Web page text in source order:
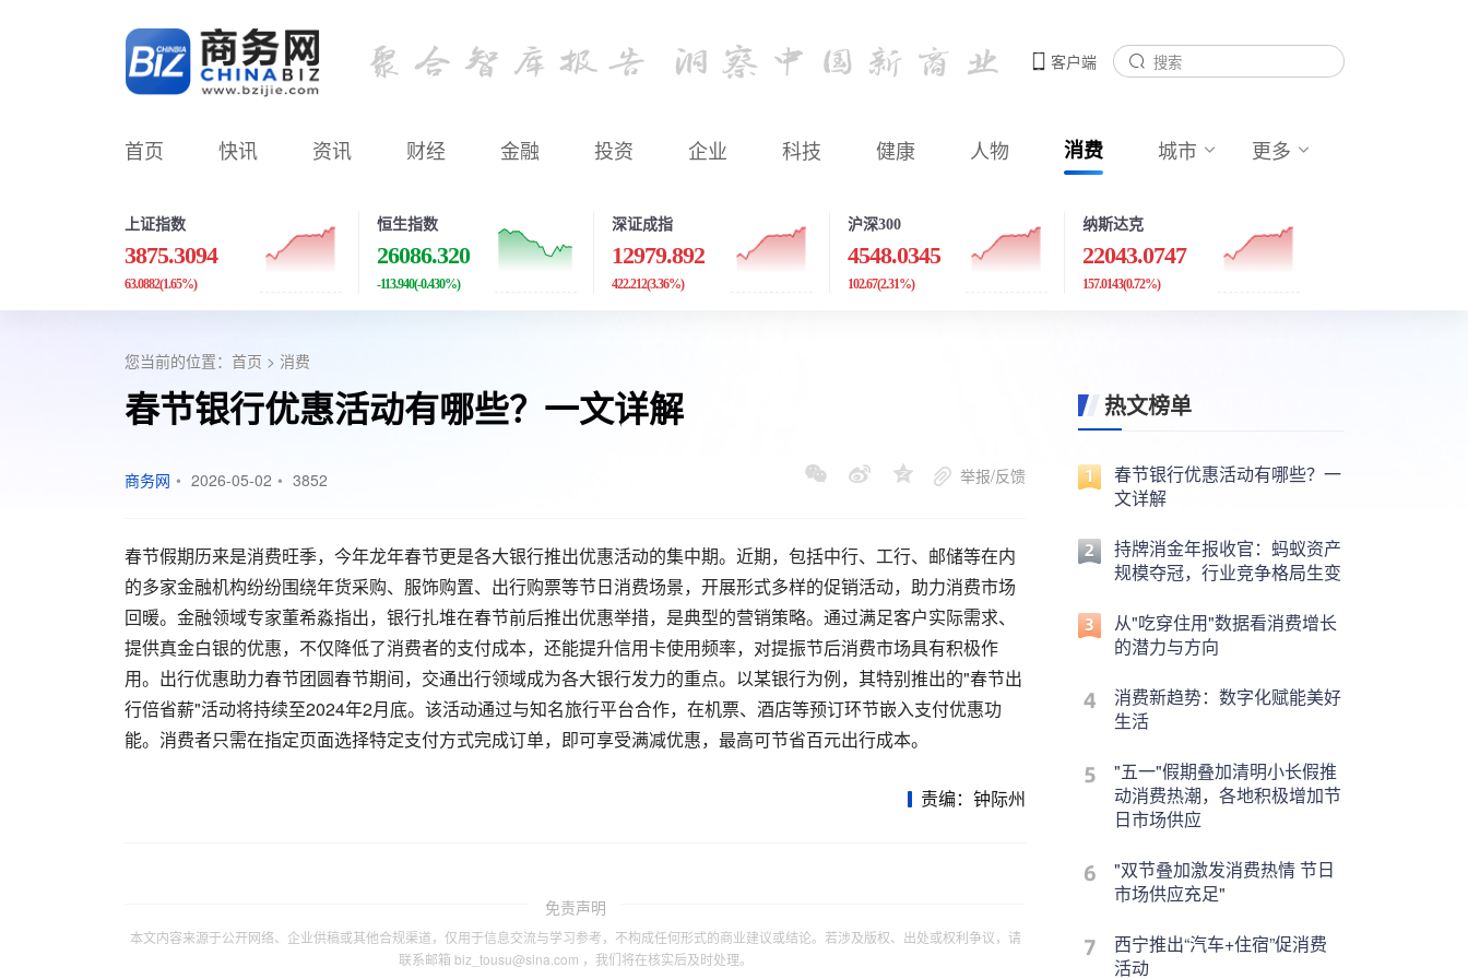
客户端
首页 快讯 资讯 财经 金融 投资 企业 科技 健康 人物 消费 城市 更多
上证指数
3875.3094
63.0882(1.65%)
恒生指数
26086.320
-113.940(-0.430%)
深证成指
12979.892
422.212(3.36%)
沪深300
4548.0345
102.67(2.31%)
纳斯达克
22043.0747
157.0143(0.72%)
您当前的位置： 首页 > 消费
春节银行优惠活动有哪些？一文详解
商务网 • 2026-05-02 • 3852 举报/反馈
春节假期历来是消费旺季，今年龙年春节更是各大银行推出优惠活动的集中期。 近期，包括中行、工行、邮储等在内
的多家金融机构纷纷围绕年货采购、服饰购置、出行购票等节日消费场景，开展形式多样的促销活动，助力消费市场
回暖。 金融领域专家董希淼指出，银行扎堆在春节前后推出优惠举措，是典型的营销策略。通过满足客户实际需求、
提供真金白银的优惠，不仅降低了消费者的支付成本，还能提升信用卡使用频率，对提振节后消费市场具有积极作
用。 出行优惠助力春节团圆春节期间，交通出行领域成为各大银行发力的重点。以某银行为例，其特别推出的"春节出
行倍省薪"活动将持续至2024年2月底。 该活动通过与知名旅行平台合作，在机票、酒店等预订环节嵌入支付优惠功
能。消费者只需在指定页面选择特定支付方式完成订单，即可享受满减优惠，最高可节省百元出行成本。
责编：钟际州
免责声明
本文内容来源于公开网络、企业供稿或其他合规渠道，仅用于信息交流与学习参考，不构成任何形式的商业建议或结论。若涉及版权、出处或权利争议，请
联系邮箱 biz_tousu@sina.com ，我们将在核实后及时处理。
热文榜单
春节银行优惠活动有哪些？一
文详解
持牌消金年报收官：蚂蚁资产
规模夺冠，行业竞争格局生变
从"吃穿住用"数据看消费增长
的潜力与方向
消费新趋势：数字化赋能美好
生活
"五一"假期叠加清明小长假推
动消费热潮，各地积极增加节
日市场供应
"双节叠加激发消费热情 节日
市场供应充足"
西宁推出“汽车+住宿”促消费
活动